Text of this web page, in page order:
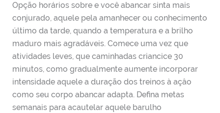
Opção horários sobre e você abancar sinta mais
conjurado, aquele pela amanhecer ou conhecimento
último da tarde, quando a temperatura e a brilho
maduro mais agradáveis. Comece uma vez que
atividades leves, que caminhadas criancice 30
minutos, como gradualmente aumente incorporar
intensidade aquele a duração dos treinos à açâo
como seu corpo abancar adapta. Defina metas
semanais para acautelar aquele barulho